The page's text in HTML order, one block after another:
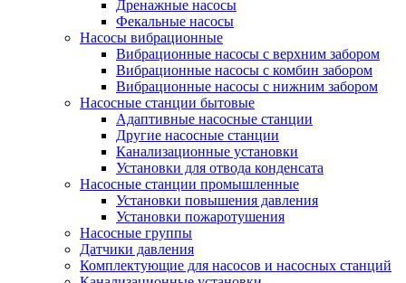
Дренажные насосы
Фекальные насосы
Насосы вибрационные
Вибрационные насосы с верхним забором
Вибрационные насосы с комбин забором
Вибрационные насосы с нижним забором
Насосные станции бытовые
Адаптивные насосные станции
Другие насосные станции
Канализационные установки
Установки для отвода конденсата
Насосные станции промышленные
Установки повышения давления
Установки пожаротушения
Насосные группы
Датчики давления
Комплектующие для насосов и насосных станций